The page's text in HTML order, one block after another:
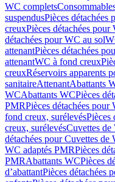
WC complets
suspendusPièces détachées
creuxPièces détachées
détachées pour WC au sol
attenantPièces détachées
attenantWC à fond creux
creuxRéservoirs apparents
sanitaireAttenantAbattants
WCAbattants WCPièces
PMRPièces détachées pour
fond creux, surélevésPièces
creux, surélevésCuvettes
détachées pour Cuvettes
WC adaptés PMRPièces
PMRAbattants WCPièces
d’abattantPièces détachées